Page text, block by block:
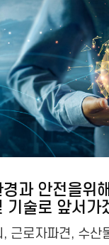
과 안전을위
기술로 앞서가
, 근로자파견, 수산